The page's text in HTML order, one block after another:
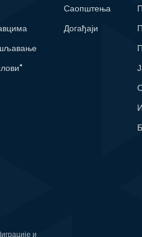
Саопштења
Догађаји
и